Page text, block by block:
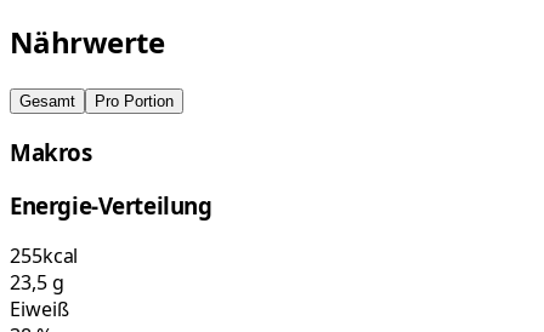
Nährwerte
Gesamt Pro Portion
Makros
Energie-Verteilung
255kcal
23,5g
Eiweiß